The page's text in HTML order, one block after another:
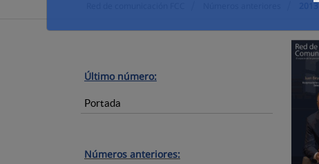
2013
Último número:
Portada
Números anteriores: